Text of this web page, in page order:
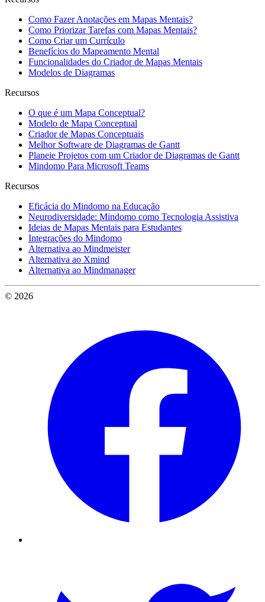
Como Fazer Anotações em Mapas Mentais?
Como Priorizar Tarefas com Mapas Mentais?
Como Criar um Currículo
Benefícios do Mapeamento Mental
Funcionalidades do Criador de Mapas Mentais
Modelos de Diagramas
Recursos
O que é um Mapa Conceptual?
Modelo de Mapa Conceptual
Criador de Mapas Conceptuais
Melhor Software de Diagramas de Gantt
Planeie Projetos com um Criador de Diagramas de Gantt
Mindomo Para Microsoft Teams
Recursos
Eficácia do Mindomo na Educação
Neurodiversidade: Mindomo como Tecnologia Assistiva
Ideias de Mapas Mentais para Estudantes
Integrações do Mindomo
Alternativa ao Mindmeister
Alternativa ao Xmind
Alternativa ao Mindmanager
© 2026